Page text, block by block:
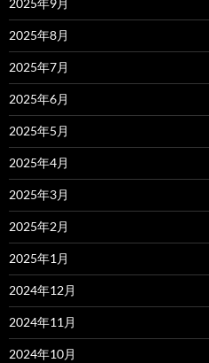
2025年9月
2025年8月
2025年7月
2025年6月
2025年5月
2025年4月
2025年3月
2025年2月
2025年1月
2024年12月
2024年11月
2024年10月